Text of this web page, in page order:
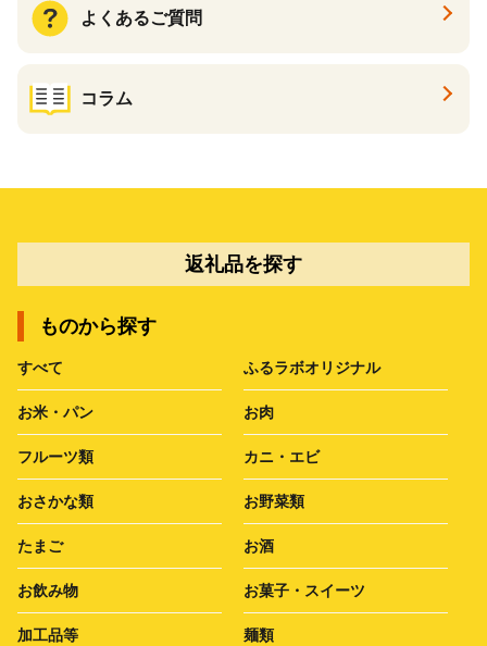
よくあるご質問
コラム
返礼品を探す
ものから探す
すべて ふるラボオリジナル
お米・パン お肉
フルーツ類 カニ・エビ
おさかな類 お野菜類
たまご お酒
お飲み物 お菓子・スイーツ
加工品等 麺類